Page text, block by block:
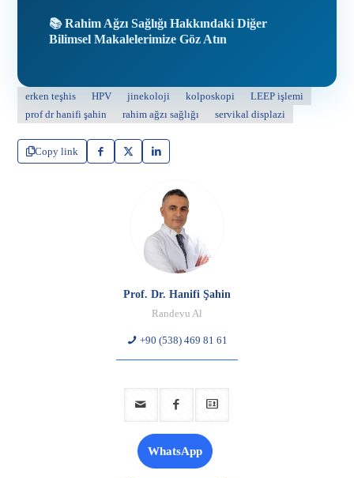
📚 Rahim Ağzı Sağlığı Hakkındaki Diğer
Bilimsel Makalelerimize Göz Atın
erken teşhis HPV jinekoloji kolposkopi
LEEP işlemi
prof dr hanifi şahin
rahim ağzı sağlığı servikal displazi
Copy link
Prof. Dr. Hanifi Şahin
Randevu Al
+90 (538) 469 81 61
WhatsApp